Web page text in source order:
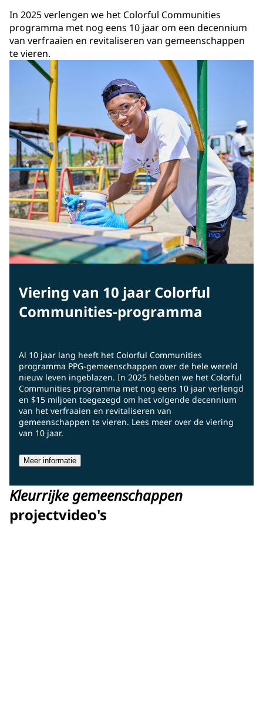
In 2025 verlengen we het Colorful Communities
programma met nog eens 10 jaar om een decennium
van verfraaien en revitaliseren van gemeenschappen
te vieren.
Viering van 10 jaar Colorful
Communities-programma
Al 10 jaar lang heeft het Colorful Communities
programma PPG-gemeenschappen over de hele wereld
nieuw leven ingeblazen. In 2025 hebben we het Colorful
Communities programma met nog eens 10 jaar verlengd
en $15 miljoen toegezegd om het volgende decennium
van het verfraaien en revitaliseren van
gemeenschappen te vieren. Lees meer over de viering
van 10 jaar.
Meer informatie
Kleurrijke gemeenschappen
projectvideo's